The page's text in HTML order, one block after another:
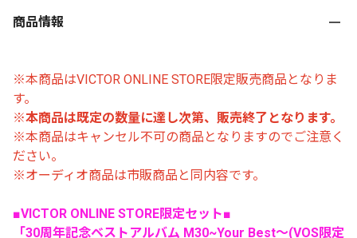
商品情報
※本商品はVICTOR ONLINE STORE限定販売商品となりま
す。
※本商品は既定の数量に達し次第、販売終了となります。
※本商品はキャンセル不可の商品となりますのでご注意く
ださい。
※オーディオ商品は市販商品と同内容です。
■VICTOR ONLINE STORE限定セット■
「30周年記念ベストアルバム M30~Your Best～(VOS限定